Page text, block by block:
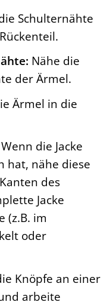
Schulternähte
Nähe die
der Ärmel.
Ärmel in die
Wenn die Jacke
hat, nähe diese
des
Jacke
(z.B. im
oder
Knöpfe an einer
arbeite